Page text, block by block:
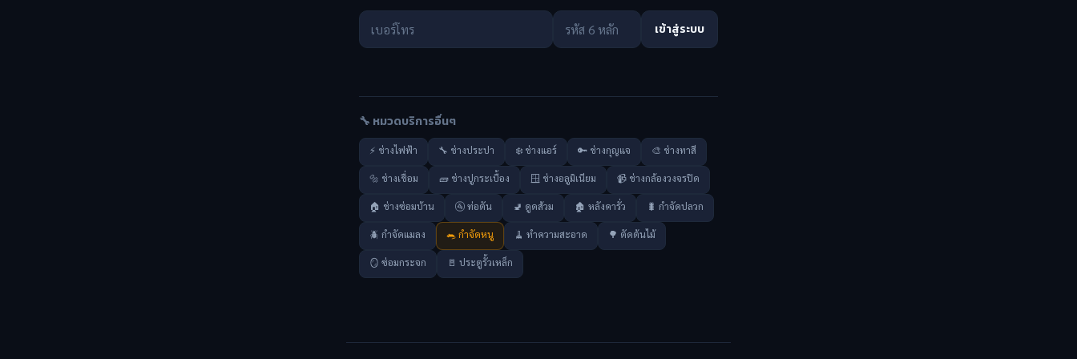
เข้าสู่ระบบ
🔧 หมวดบริการอื่นๆ
⚡ ช่างไฟฟ้า 🔧 ช่างประปา ❄️ ช่างแอร์ 🔑 ช่างกุญแจ 🎨 ช่างทาสี
🔩 ช่างเชื่อม 🧱 ช่างปูกระเบื้อง 🪟 ช่างอลูมิเนียม 📹 ช่างกล้องวงจรปิด
🏠 ช่างซ่อมบ้าน 🚰 ท่อตัน 🚽 ดูดส้วม 🏚️ หลังคารั่ว 🐛 กำจัดปลวก
🪲 กำจัดแมลง 🐀 กำจัดหนู 🧹 ทำความสะอาด 🌳 ตัดต้นไม้
🪞 ซ่อมกระจก 🚪 ประตูรั้วเหล็ก